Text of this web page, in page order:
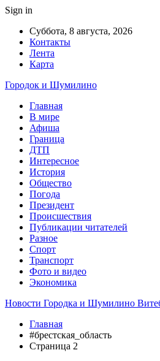
Sign in
Суббота, 8 августа, 2026
Контакты
Лента
Карта
Городок и Шумилино
Главная
В мире
Афиша
Граница
ДТП
Интересное
История
Общество
Погода
Президент
Происшествия
Публикации читателей
Разное
Спорт
Транспорт
Фото и видео
Экономика
Новости Городка и Шумилино
Главная
#брестская_область
Страница 2